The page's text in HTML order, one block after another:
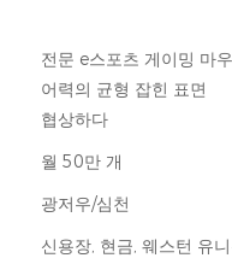
전문 e스포츠 게이밍 마
어력의 균형 잡힌 표면
협상하다
월 50만 개
광저우/심천
신용장, 현금, 웨스턴 유